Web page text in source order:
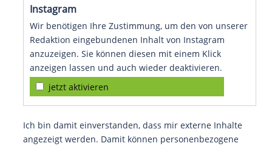
Instagram
Wir benötigen Ihre Zustimmung, um den von unserer
Redaktion eingebundenen Inhalt von Instagram
anzuzeigen. Sie können diesen mit einem Klick
anzeigen lassen und auch wieder deaktivieren.
jetzt aktivieren
Ich bin damit einverstanden, dass mir externe Inhalte
angezeigt werden. Damit können personenbezogene